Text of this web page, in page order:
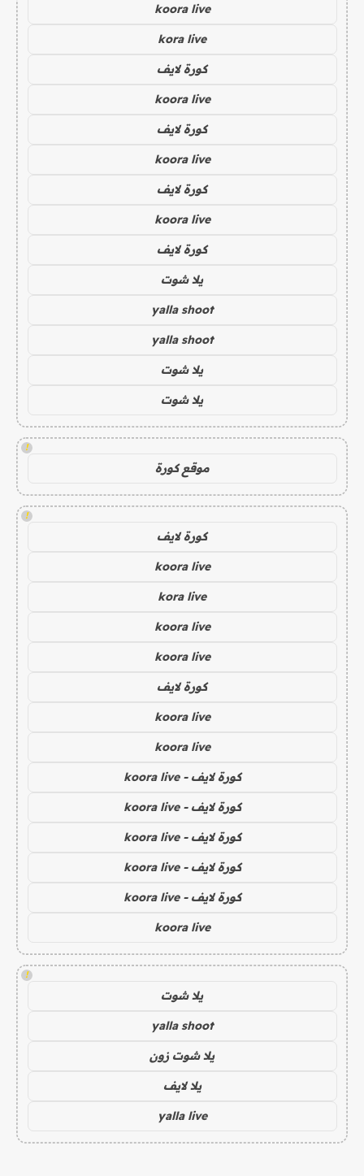
koora live
kora live
كورة لايف
koora live
كورة لايف
koora live
كورة لايف
koora live
كورة لايف
يلا شوت
yalla shoot
yalla shoot
يلا شوت
يلا شوت
!
موقع كورة
!
كورة لايف
koora live
kora live
koora live
koora live
كورة لايف
koora live
koora live
كورة لايف - koora live
كورة لايف - koora live
كورة لايف - koora live
كورة لايف - koora live
كورة لايف - koora live
koora live
!
يلا شوت
yalla shoot
يلا شوت زون
يلا لايف
yalla live